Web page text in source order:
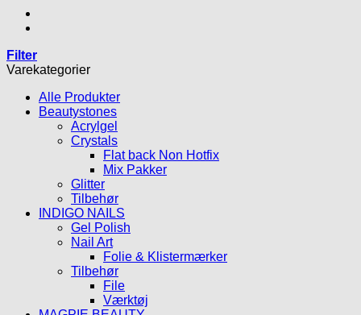
Filter
Varekategorier
Alle Produkter
Beautystones
Acrylgel
Crystals
Flat back Non Hotfix
Mix Pakker
Glitter
Tilbehør
INDIGO NAILS
Gel Polish
Nail Art
Folie & Klistermærker
Tilbehør
File
Værktøj